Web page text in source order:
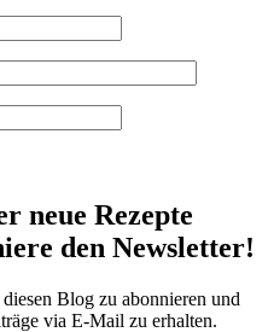
neue Rezepte
den Newsletter!
Blog zu abonnieren und
via E-Mail zu erhalten.